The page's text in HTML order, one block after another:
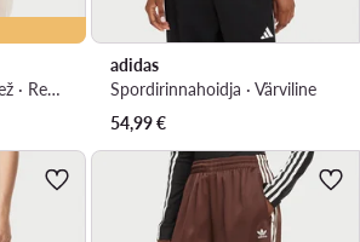
Dressipüksid · Helebeež · Regular Fit
adidas
Spordirinnahoidja · Värviline
54,99€